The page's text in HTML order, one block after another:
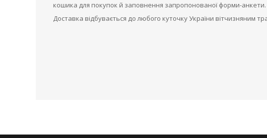
кошика для покупок й заповнення запропонованої форми-
Доставка відбувається до любого куточку України вітчизняним